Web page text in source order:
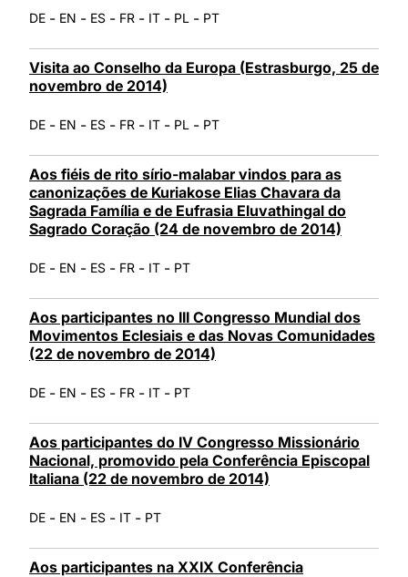
DE - EN - ES - FR - IT - PL - PT
Visita ao Conselho da Europa (Estrasburgo, 25 de
novembro de 2014)
DE - EN - ES - FR - IT - PL - PT
Aos fiéis de rito sírio-malabar vindos para as
canonizações de Kuriakose Elias Chavara da
Sagrada Família e de Eufrasia Eluvathingal do
Sagrado Coração (24 de novembro de 2014)
DE - EN - ES - FR - IT - PT
Aos participantes no III Congresso Mundial dos
Movimentos Eclesiais e das Novas Comunidades
(22 de novembro de 2014)
DE - EN - ES - FR - IT - PT
Aos participantes do IV Congresso Missionário
Nacional, promovido pela Conferência Episcopal
Italiana (22 de novembro de 2014)
DE - EN - ES - IT - PT
Aos participantes na XXIX Conferência